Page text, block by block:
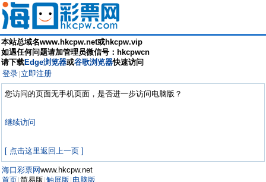
本站总域名www.hkcpw.net或hkcpw.vip
如遇任何问题请加管理员微信号：hkcpwcn
请下载Edge浏览器或谷歌浏览器快速访问
登录 立即注册
您访问的页面无手机页面，是否进一步访问电脑版？
继续访问
[ 点击这里返回上一页 ]
海口彩票网www.hkcpw.net
首页 简易版 触屏版 电脑版